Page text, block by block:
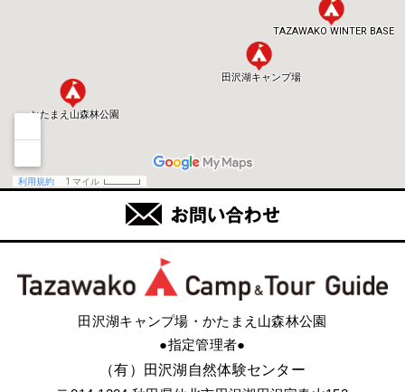
田沢湖キャンプ場・かたまえ山森林公園
●指定管理者●
（有）田沢湖自然体験センター